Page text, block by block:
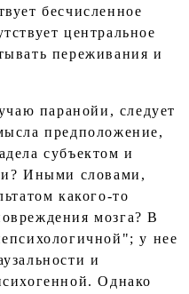
бесчисленное
центральное
переживания и
паранойи, следует
предположение,
субъектом и
Иными словами,
какого-то
мозга? В
у нее
и
Однако